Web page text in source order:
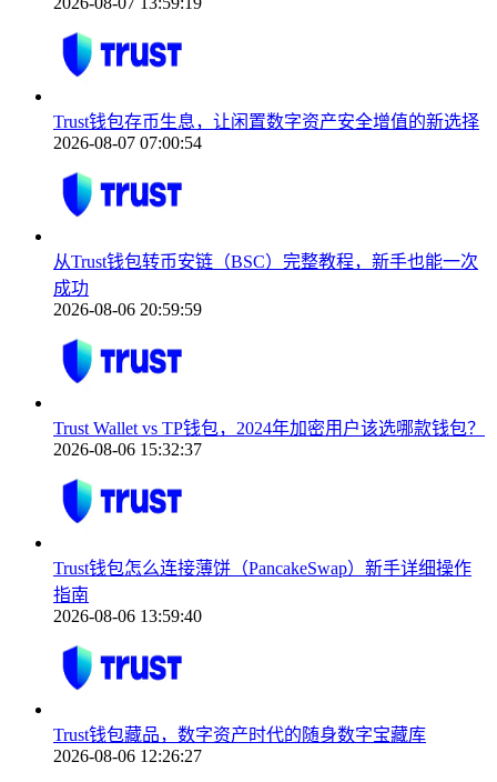
Trust钱包存币生息，让闲置数字资产安全增值的新选择
2026-08-07 07:00:54
从Trust钱包转币安链（BSC）完整教程，新手也能一次
成功
2026-08-06 20:59:59
Trust Wallet vs TP钱包，2024年加密用户该选哪款钱包？
2026-08-06 15:32:37
Trust钱包怎么连接薄饼（PancakeSwap）新手详细操作
指南
2026-08-06 13:59:40
Trust钱包藏品，数字资产时代的随身数字宝藏库
2026-08-06 12:26:27